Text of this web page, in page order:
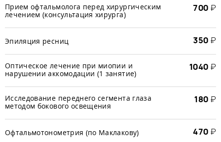
Прием офтальмолога перед хирургическим
лечением (консультация хирурга)
700 ₽
Эпиляция ресниц 350 ₽
Оптическое лечение при миопии и
нарушении аккомодации (1 занятие)
1040 ₽
Исследование переднего сегмента глаза
методом бокового освещения
180 ₽
Офтальмотонометрия (по Маклакову) 470 ₽